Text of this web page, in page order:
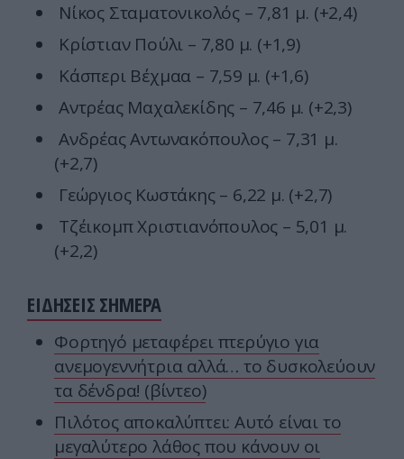
Νίκος Σταματονικολός – 7,81 μ. (+2,4)
Κρίστιαν Πούλι – 7,80 μ. (+1,9)
Κάσπερι Βέχμαα – 7,59 μ. (+1,6)
Αντρέας Μαχαλεκίδης – 7,46 μ. (+2,3)
Ανδρέας Αντωνακόπουλος – 7,31 μ.
(+2,7)
Γεώργιος Κωστάκης – 6,22 μ. (+2,7)
Τζέικομπ Χριστιανόπουλος – 5,01 μ.
(+2,2)
ΕΙΔΗΣΕΙΣ ΣΗΜΕΡΑ
Φορτηγό μεταφέρει πτερύγιο για
ανεμογεννήτρια αλλά… το δυσκολεύουν
τα δένδρα! (βίντεο)
Πιλότος αποκαλύπτει: Αυτό είναι το
μεγαλύτερο λάθος που κάνουν οι